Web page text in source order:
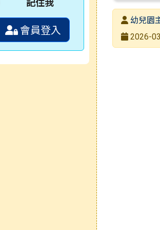
會員登入
發布者幼兒園
發布日期
2026-